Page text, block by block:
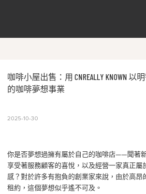
咖啡小屋出售：用 CNREALLY KNOWN
的咖啡夢想事業
2025-10-30
你是否夢想過擁有屬於自己的咖啡店——聞著
享受著服務顧客的喜悅，以及經營一家真正屬
感？對於許多有抱負的創業家來說，由於高昂
租約，這個夢想似乎遙不可及。